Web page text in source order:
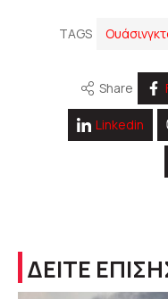
TAGS
Share
Linkedin
ΔΕΙΤΕ